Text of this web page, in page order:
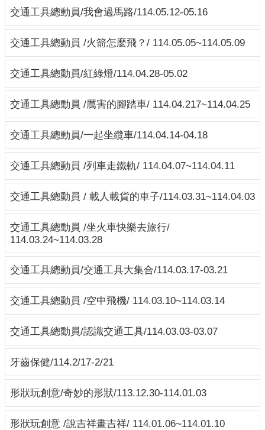
頁
衛
教
專
欄
味
餐
點
校
園
活
動
花
絮
資
訊
園
地
緊
急
事
件
處
流
程
交通工具總動員/我會過馬路/114.05.12-05.16
交通工具總動員 /火箭怎麼飛？/ 114.05.05~114.05.09
交通工具總動員/紅綠燈/114.04.28-05.02
交通工具總動員 /厲害的腳踏車/ 114.04.217~114.04.25
交通工具總動員/一起坐纜車/114.04.14-04.18
交通工具總動員 /列車走鐵軌/ 114.04.07~114.04.11
交通工具總動員 / 載人載貨的車子/114.03.31~114.04.03
交通工具總動員 /坐火車快樂去旅行/
114.03.24~114.03.28
交通工具總動員/交通工具大集合/114.03.17-03.21
交通工具總動員 /空中飛機/ 114.03.10~114.03.14
交通工具總動員/認識交通工具/114.03.03-03.07
牙齒保健/114.2/17-2/21
形狀玩創意/奇妙的形狀/113.12.30-114.01.03
形狀玩創意 /說吉祥畫吉祥/ 114.01.06~114.01.10